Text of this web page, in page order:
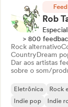
> 800
Rock alternativo
CountryDream
Dar aos artistas
sobre o som/
Eletrônica Rock
Indie pop
Indie